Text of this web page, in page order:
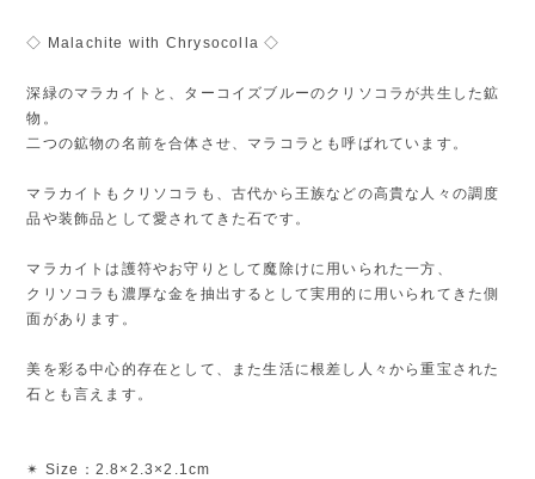
◇ Malachite with Chrysocolla ◇
深緑のマラカイトと、ターコイズブルーのクリソコラが共生した鉱
物。
二つの鉱物の名前を合体させ、マラコラとも呼ばれています。
マラカイトもクリソコラも、古代から王族などの高貴な人々の調度
品や装飾品として愛されてきた石です。
マラカイトは護符やお守りとして魔除けに用いられた一方、
クリソコラも濃厚な金を抽出するとして実用的に用いられてきた側
面があります。
美を彩る中心的存在として、また生活に根差し人々から重宝された
石とも言えます。
✴︎ Size：2.8×2.3×2.1cm